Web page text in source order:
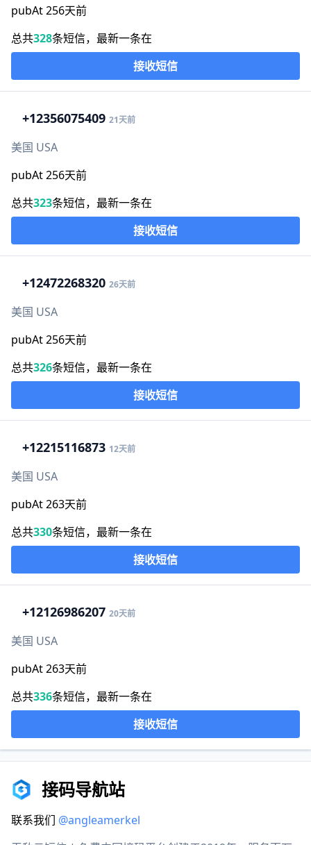
pubAt 256天前
总共328条短信，最新一条在
接收短信
+12356075409 21天前
美国 USA
pubAt 256天前
总共323条短信，最新一条在
接收短信
+12472268320 26天前
美国 USA
pubAt 256天前
总共326条短信，最新一条在
接收短信
+12215116873 12天前
美国 USA
pubAt 263天前
总共330条短信，最新一条在
接收短信
+12126986207 20天前
美国 USA
pubAt 263天前
总共336条短信，最新一条在
接收短信
接码导航站
联系我们 @angleamerkel